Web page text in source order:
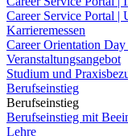
Career Service Portal |
Karrieremessen
Career Orientation
Veranstaltungsangebot
Studium und
Berufseinstieg
Berufseinstieg
Berufseinstieg mit
Lehre